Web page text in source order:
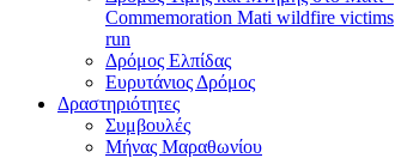
Commemoration Mati wildfire victims
run
Δρόμος Ελπίδας
Ευρυτάνιος Δρόμος
Δραστηριότητες
Συμβουλές
Μήνας Μαραθωνίου